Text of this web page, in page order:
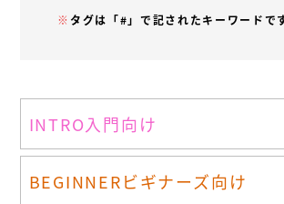
※ タグは「#」で記されたキーワードです
INTRO入門向け
BEGINNERビギナーズ向け